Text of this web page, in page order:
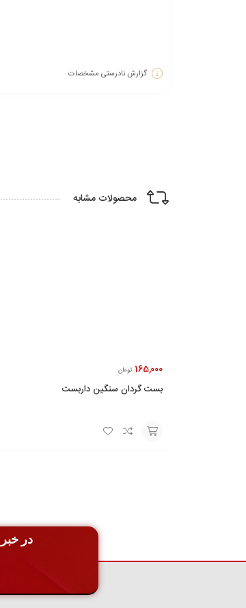
گزارش نادرستی مشخصات
محصولات مشابه
165,000 تومان
بست گردان سنگین داربست
در